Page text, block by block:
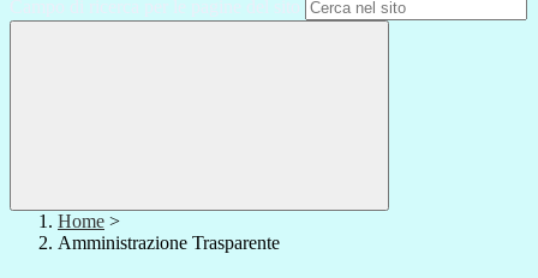
Campo di ricerca per le pagine del sito
Home >
Amministrazione Trasparente